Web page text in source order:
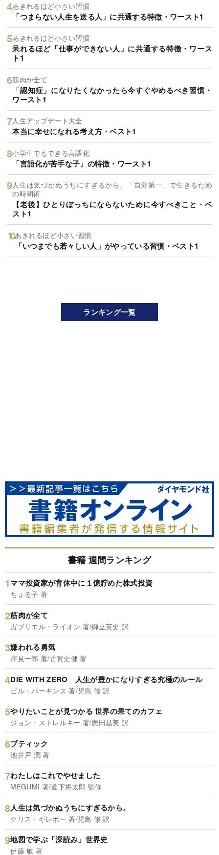
あきれるほど小さい習慣
「つまらない人生を送る人」に共通する特徴・ワースト1
あきれるほど小さい習慣
呆れるほど「仕事ができない人」に共通する特徴・ワース
ト1
筋肉が全て
「認知症」になりたくなかったら今すぐやめるべき習慣・
ワースト1
人生アップデート大全
本当に幸せになれる考え方・ベスト1
小学生でもできる言語化
「言語化が苦手な子」の特徴・ワースト1
人生は気づかぬうちにすぎるから。「自分第一」で生きるため
の時間術
【老後】ひとりぼっちにならないために今すべきこと・ベ
スト1
あきれるほど小さい習慣
「いつまでも若々しい人」がやっている習慣・ベスト1
ランキング一覧
書籍 週間ランキング
ママ投資家が育休中に１億貯めた株式投資
ちょる子 著
筋肉が全て
ガブリエル・ライオン 著/御立英史 訳
嫌われる勇気
岸見一郎 著/古賀史健 著
DIE WITH ZERO 人生が豊かになりすぎる究極のルール
ビル・パーキンス 著/児島 修 訳
やりたいことが見つかる 世界の果てのカフェ
ジョン・ストレルキー 著/鹿田昌美 訳
ブティック
池井戸 潤 著
わたしはこれでやせました
MEGUMI 著/道下将太郎 監修
人生は気づかぬうちにすぎるから。
クリス・ギレボー 著/児島 修 訳
地図で学ぶ「深読み」世界史
伊藤 敏 著